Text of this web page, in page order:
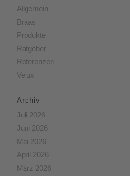
Allgemein
Braas
Produkte
Ratgeber
Referenzen
Velux
Archiv
Juli 2026
Juni 2026
Mai 2026
April 2026
März 2026